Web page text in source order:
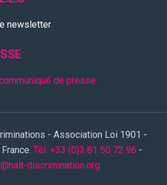
newsletter
de presse
- Association Loi 1901 -
Tél. +33 (0)3 81 50 72 96 -
discrimination.org